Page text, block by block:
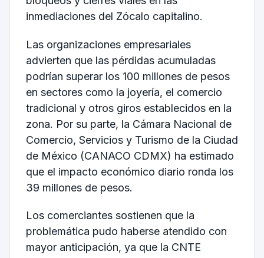
inmediaciones del Zócalo capitalino.
Las organizaciones empresariales
advierten que las pérdidas acumuladas
podrían superar los 100 millones de pesos
en sectores como la joyería, el comercio
tradicional y otros giros establecidos en la
zona. Por su parte, la Cámara Nacional de
Comercio, Servicios y Turismo de la Ciudad
de México (CANACO CDMX) ha estimado
que el impacto económico diario ronda los
39 millones de pesos.
Los comerciantes sostienen que la
problemática pudo haberse atendido con
mayor anticipación, ya que la CNTE